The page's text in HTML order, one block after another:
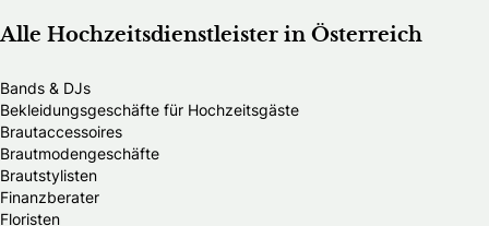
Alle Hochzeitsdienstleister in Österreich
Bands & DJs
Bekleidungsgeschäfte für Hochzeitsgäste
Brautaccessoires
Brautmodengeschäfte
Brautstylisten
Finanzberater
Floristen